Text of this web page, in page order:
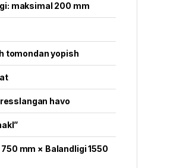
maksimal 200 mm
tomondan yopish
havo
mm × Balandligi 1550